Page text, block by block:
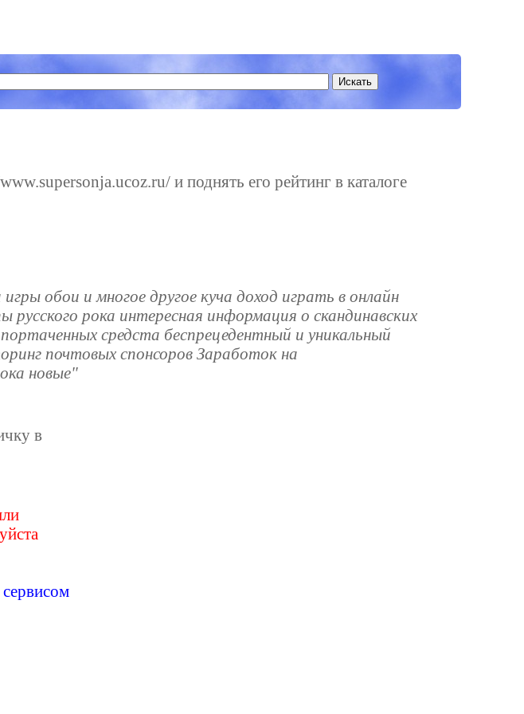
и поднять его рейтинг в каталоге
обои и многое другое куча доход играть в онлайн
рока интересная информация о скандинавских
средста беспрецедентный и уникальный
почтовых спонсоров Заработок на
новые"
в